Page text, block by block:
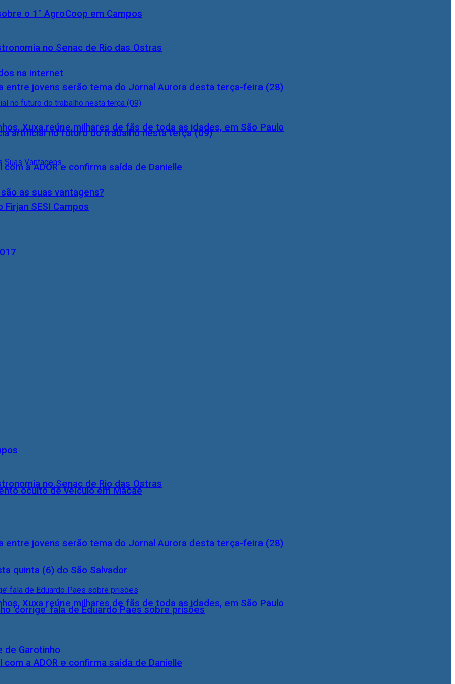
o 1° AgroCoop em Campos
na internet
artificial no futuro do trabalho nesta terça (09)
as suas vantagens?
no Senac de Rio das Ostras
entre jovens serão tema do Jornal Aurora desta terça-feira (28)
Xuxa reúne milhares de fãs de toda as idades, em São Paulo
a ADOR e confirma saída de Danielle
no Senac de Rio das Ostras
entre jovens serão tema do Jornal Aurora desta terça-feira (28)
Xuxa reúne milhares de fãs de toda as idades, em São Paulo
a ADOR e confirma saída de Danielle
SESI Campos
oculto de veículo em Macaé
quinta (6) do São Salvador
‘corrige’ fala de Eduardo Paes sobre prisões
de Garotinho